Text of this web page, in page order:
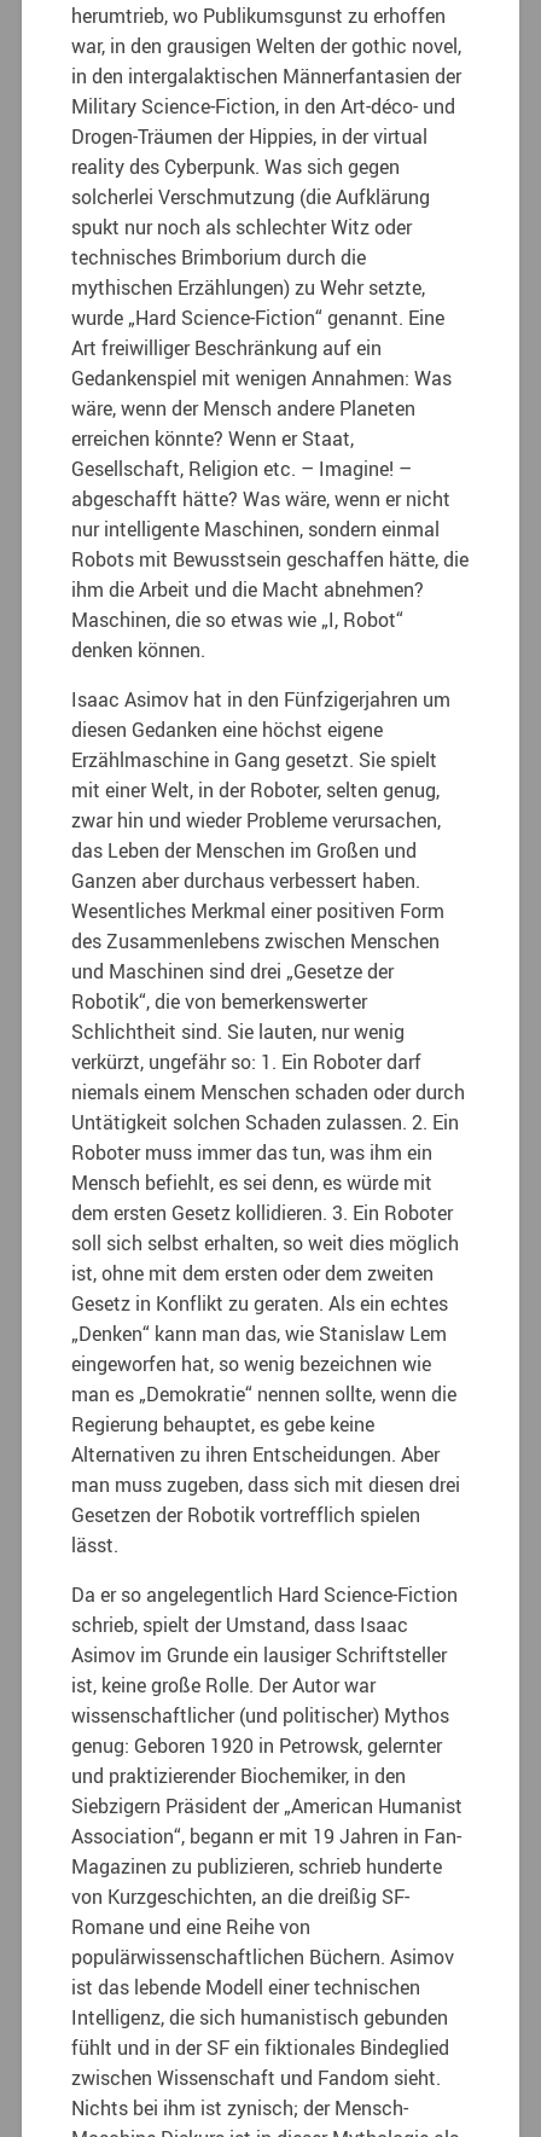
herumtrieb, wo Publikumsgunst zu erhoffen
war, in den grausigen Welten der gothic novel,
in den intergalaktischen Männerfantasien der
Military Science-Fiction, in den Art-déco- und
Drogen-Träumen der Hippies, in der virtual
reality des Cyberpunk. Was sich gegen
solcherlei Verschmutzung (die Aufklärung
spukt nur noch als schlechter Witz oder
technisches Brimborium durch die
mythischen Erzählungen) zu Wehr setzte,
wurde „Hard Science-Fiction“ genannt. Eine
Art freiwilliger Beschränkung auf ein
Gedankenspiel mit wenigen Annahmen: Was
wäre, wenn der Mensch andere Planeten
erreichen könnte? Wenn er Staat,
Gesellschaft, Religion etc. – Imagine! –
abgeschafft hätte? Was wäre, wenn er nicht
nur intelligente Maschinen, sondern einmal
Robots mit Bewusstsein geschaffen hätte, die
ihm die Arbeit und die Macht abnehmen?
Maschinen, die so etwas wie „I, Robot“
denken können.
Isaac Asimov hat in den Fünfzigerjahren um
diesen Gedanken eine höchst eigene
Erzählmaschine in Gang gesetzt. Sie spielt
mit einer Welt, in der Roboter, selten genug,
zwar hin und wieder Probleme verursachen,
das Leben der Menschen im Großen und
Ganzen aber durchaus verbessert haben.
Wesentliches Merkmal einer positiven Form
des Zusammenlebens zwischen Menschen
und Maschinen sind drei „Gesetze der
Robotik“, die von bemerkenswerter
Schlichtheit sind. Sie lauten, nur wenig
verkürzt, ungefähr so: 1. Ein Roboter darf
niemals einem Menschen schaden oder durch
Untätigkeit solchen Schaden zulassen. 2. Ein
Roboter muss immer das tun, was ihm ein
Mensch befiehlt, es sei denn, es würde mit
dem ersten Gesetz kollidieren. 3. Ein Roboter
soll sich selbst erhalten, so weit dies möglich
ist, ohne mit dem ersten oder dem zweiten
Gesetz in Konflikt zu geraten. Als ein echtes
„Denken“ kann man das, wie Stanislaw Lem
eingeworfen hat, so wenig bezeichnen wie
man es „Demokratie“ nennen sollte, wenn die
Regierung behauptet, es gebe keine
Alternativen zu ihren Entscheidungen. Aber
man muss zugeben, dass sich mit diesen drei
Gesetzen der Robotik vortrefflich spielen
lässt.
Da er so angelegentlich Hard Science-Fiction
schrieb, spielt der Umstand, dass Isaac
Asimov im Grunde ein lausiger Schriftsteller
ist, keine große Rolle. Der Autor war
wissenschaftlicher (und politischer) Mythos
genug: Geboren 1920 in Petrowsk, gelernter
und praktizierender Biochemiker, in den
Siebzigern Präsident der „American Humanist
Association“, begann er mit 19 Jahren in Fan-
Magazinen zu publizieren, schrieb hunderte
von Kurzgeschichten, an die dreißig SF-
Romane und eine Reihe von
populärwissenschaftlichen Büchern. Asimov
ist das lebende Modell einer technischen
Intelligenz, die sich humanistisch gebunden
fühlt und in der SF ein fiktionales Bindeglied
zwischen Wissenschaft und Fandom sieht.
Nichts bei ihm ist zynisch; der Mensch-